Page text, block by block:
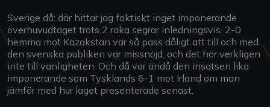
Sverige då: där hittar jag faktiskt inget imponerande
överhuvudtaget trots 2 raka segrar inledningsvis. 2-0
hemma mot Kazakstan var så pass dåligt att till och med
den svenska publiken var missnöjd, och det hör verkligen
inte till vanligheten. Och då var ändå den insatsen lika
imponerande som Tysklands 6-1 mot Irland om man
jämför med hur laget presenterade senast.